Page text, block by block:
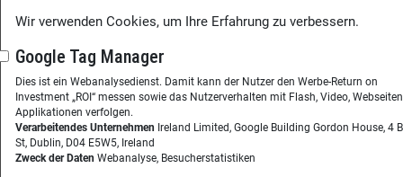
Wir verwenden Cookies, um Ihre Erfahrung zu verbessern.
Google Tag Manager
Dies ist ein Webanalysedienst. Damit kann der Nutzer den Werbe-Return on
Investment „ROI“ messen sowie das Nutzerverhalten mit Flash, Video,
Applikationen verfolgen.
Verarbeitendes Unternehmen Ireland Limited, Google Building Gordon House, 4
St, Dublin, D04 E5W5, Ireland
Zweck der Daten Webanalyse, Besucherstatistiken